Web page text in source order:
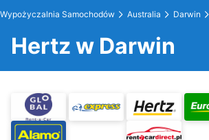
Wypożyczalnia Samochodów Australia Darwin
Hertz w Darwin